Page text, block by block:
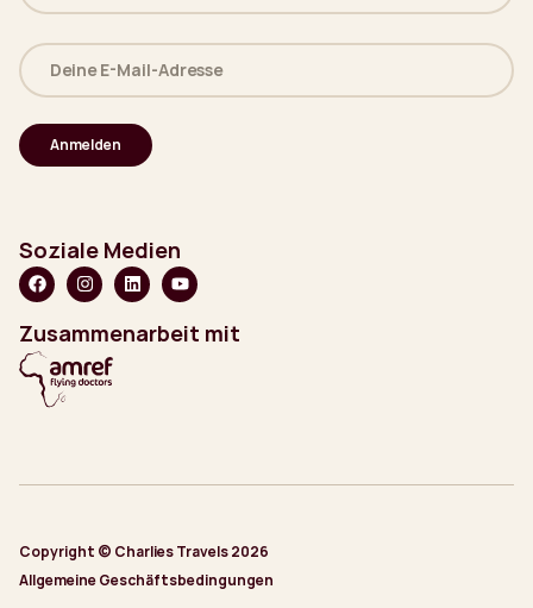
Deine
E-
Mail-
(erforderlich)
Soziale Medien
Zusammenarbeit mit
Copyright © Charlies Travels 2026
Allgemeine Geschäftsbedingungen